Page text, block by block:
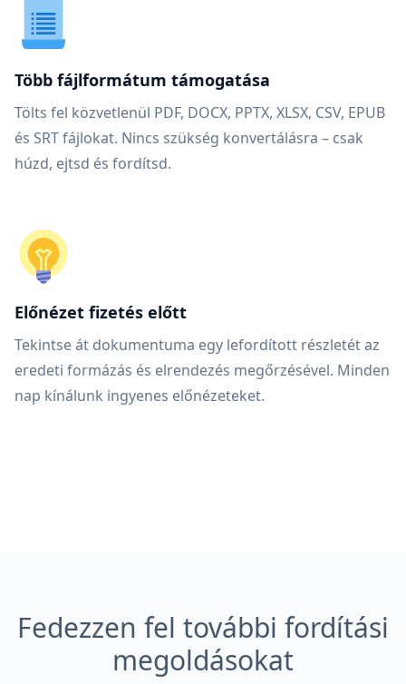
Több fájlformátum támogatása
Tölts fel közvetlenül PDF, DOCX, PPTX, XLSX, CSV, EPUB
és SRT fájlokat. Nincs szükség konvertálásra – csak
húzd, ejtsd és fordítsd.
Előnézet fizetés előtt
Tekintse át dokumentuma egy lefordított részletét az
eredeti formázás és elrendezés megőrzésével. Minden
nap kínálunk ingyenes előnézeteket.
Fedezzen fel további fordítási
megoldásokat